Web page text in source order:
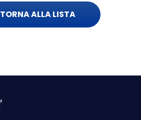
TORNA ALLA LISTA